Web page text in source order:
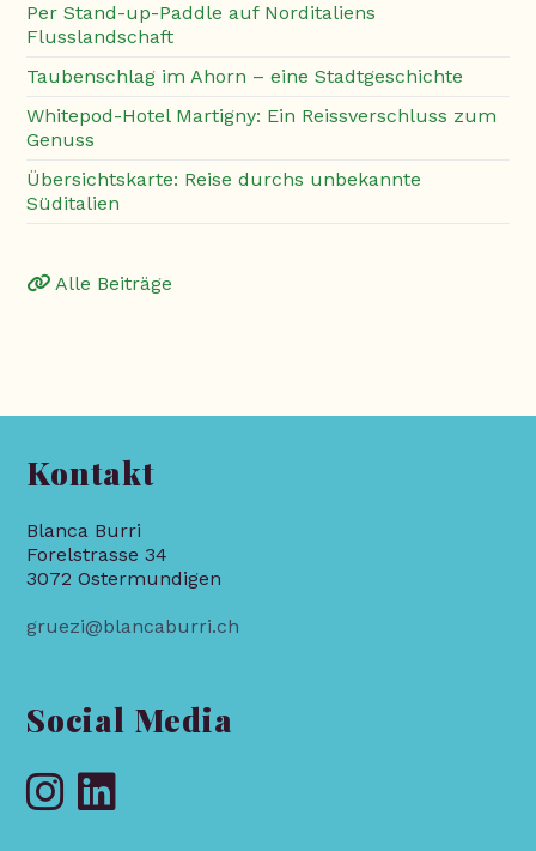
Per Stand-up-Paddle auf Norditaliens
Flusslandschaft
Taubenschlag im Ahorn – eine Stadtgeschichte
Whitepod-Hotel Martigny: Ein Reissverschluss zum
Genuss
Übersichtskarte: Reise durchs unbekannte
Süditalien
Alle Beiträge
Kontakt
Blanca Burri
Forelstrasse 34
3072 Ostermundigen
gruezi@blancaburri.ch
Social Media